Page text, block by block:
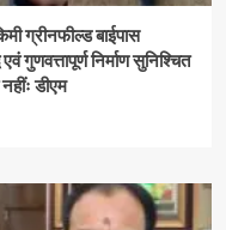
ग्रीनफील्ड बाईपास
गुणवत्तापूर्ण निर्माण सुनिश्चित
डीएम